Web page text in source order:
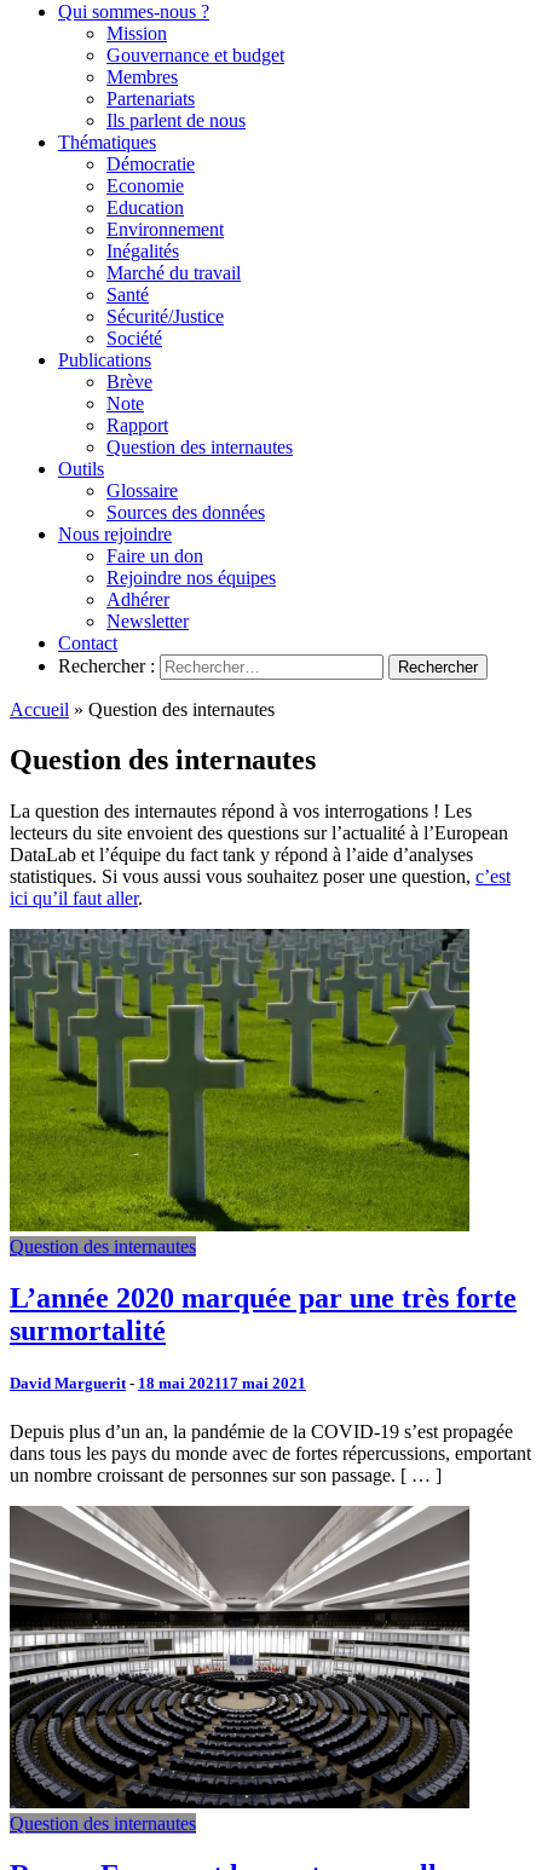
Qui sommes-nous ?
Mission
Gouvernance et budget
Membres
Partenariats
Ils parlent de nous
Thématiques
Démocratie
Economie
Education
Environnement
Inégalités
Marché du travail
Santé
Sécurité/Justice
Société
Publications
Brève
Note
Rapport
Question des internautes
Outils
Glossaire
Sources des données
Nous rejoindre
Faire un don
Rejoindre nos équipes
Adhérer
Newsletter
Contact
Rechercher :
Accueil » Question des internautes
Question des internautes
La question des internautes répond à vos interrogations ! Les
lecteurs du site envoient des questions sur l’actualité à l’European
DataLab et l’équipe du fact tank y répond à l’aide d’analyses
statistiques. Si vous aussi vous souhaitez poser une question, c’est
ici qu’il faut aller.
Question des internautes
L’année 2020 marquée par une très forte
surmortalité
David Marguerit- 18 mai 202117 mai 2021
Depuis plus d’un an, la pandémie de la COVID-19 s’est propagée
dans tous les pays du monde avec de fortes répercussions, emportant
un nombre croissant de personnes sur son passage. [ … ]
Question des internautes